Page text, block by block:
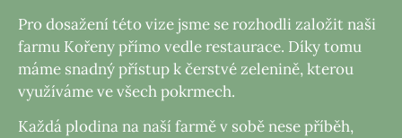
Pro dosažení této vize jsme se rozhodli založit naši
farmu Kořeny přímo vedle restaurace. Díky tomu
máme snadný přístup k čerstvé zelenině, kterou
využíváme ve všech pokrmech.
Každá plodina na naší farmě v sobě nese příběh,